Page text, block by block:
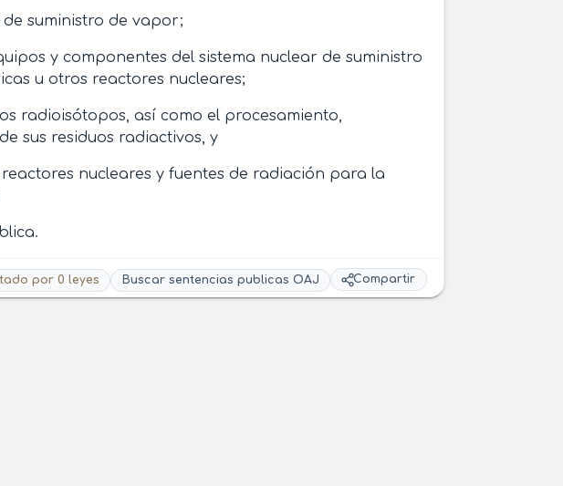
de suministro de vapor;
y componentes del sistema nuclear de suministro
u otros reactores nucleares;
radioisótopos, así como el procesamiento,
sus residuos radiactivos, y
nucleares y fuentes de radiación para la
por 0 leyes Buscar sentencias publicas OAJ Compartir